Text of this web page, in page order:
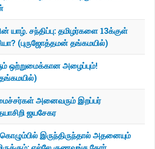
யாழ். சந்திப்பு: தமிழர்களை 13க்குள்
(புருஜோத்தமன் தங்கமயில்)
ஒற்றுமைக்கான அழைப்பும்!
அனைவரும் இறப்பர்
ஜயசேகர
இருந்திருந்தால் அதனையும்